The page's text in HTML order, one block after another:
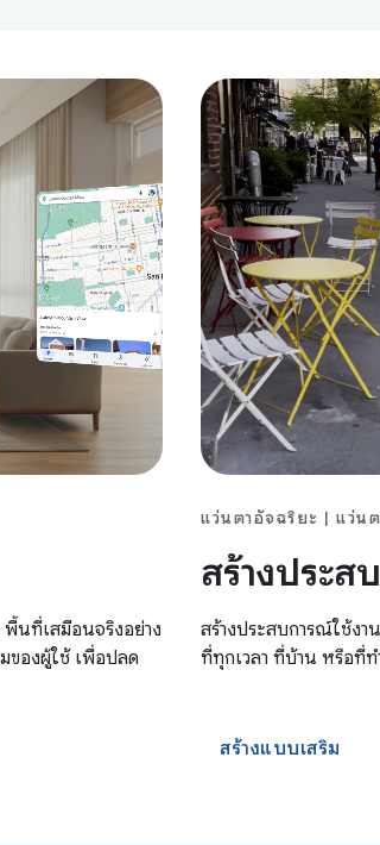
นที่เสมือนจริงอย่าง
ของผู้ใช้ เพื่อปลด
แว่นตาอัจฉริยะ | แว่น
สร้างประส
สร้างประสบการณ์ใช้งา
ที่ทุกเวลา ที่บ้าน หรือที่ท
สร้างแบบเสริม